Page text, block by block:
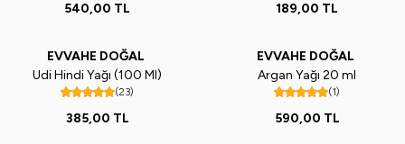
540,00 TL
189,00 TL
EVVAHE DOĞAL
Udi Hindi Yağı (100 Ml)
(23)
385,00 TL
EVVAHE DOĞAL
Argan Yağı 20 ml
(1)
590,00 TL